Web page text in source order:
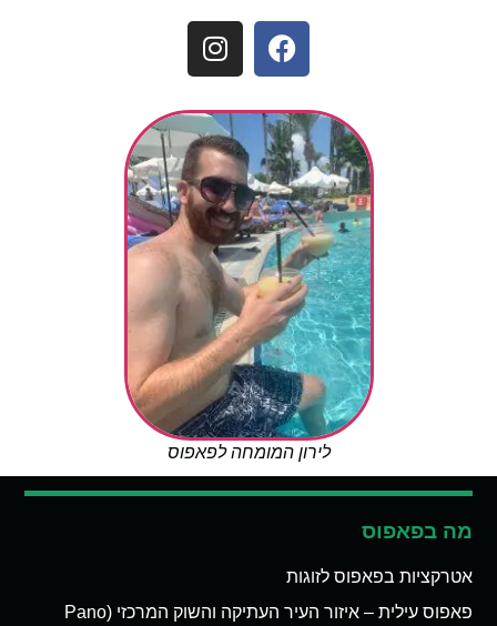
לירון המומחה לפאפוס
מה בפאפוס
אטרקציות בפאפוס לזוגות
פאפוס עילית – איזור העיר העתיקה והשוק המרכזי (Pano